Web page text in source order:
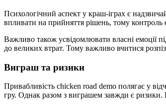
Психологічний аспект у краш-іграх є
впливати на прийняття рішень, тому
Важливо також усвідомлювати власні емоції
до великих втрат. Тому важливо вчитися
Виграш та ризики
Привабливість chicken road demo полягає у
гру. Однак разом з виграшем завжди є ризики.